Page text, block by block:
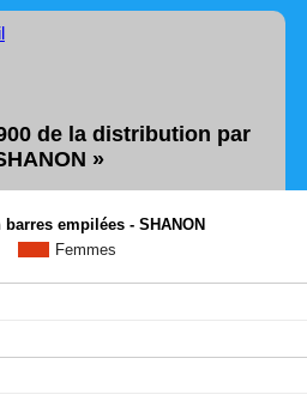
de la distribution par
»
barres empilées - SHANON
Femmes